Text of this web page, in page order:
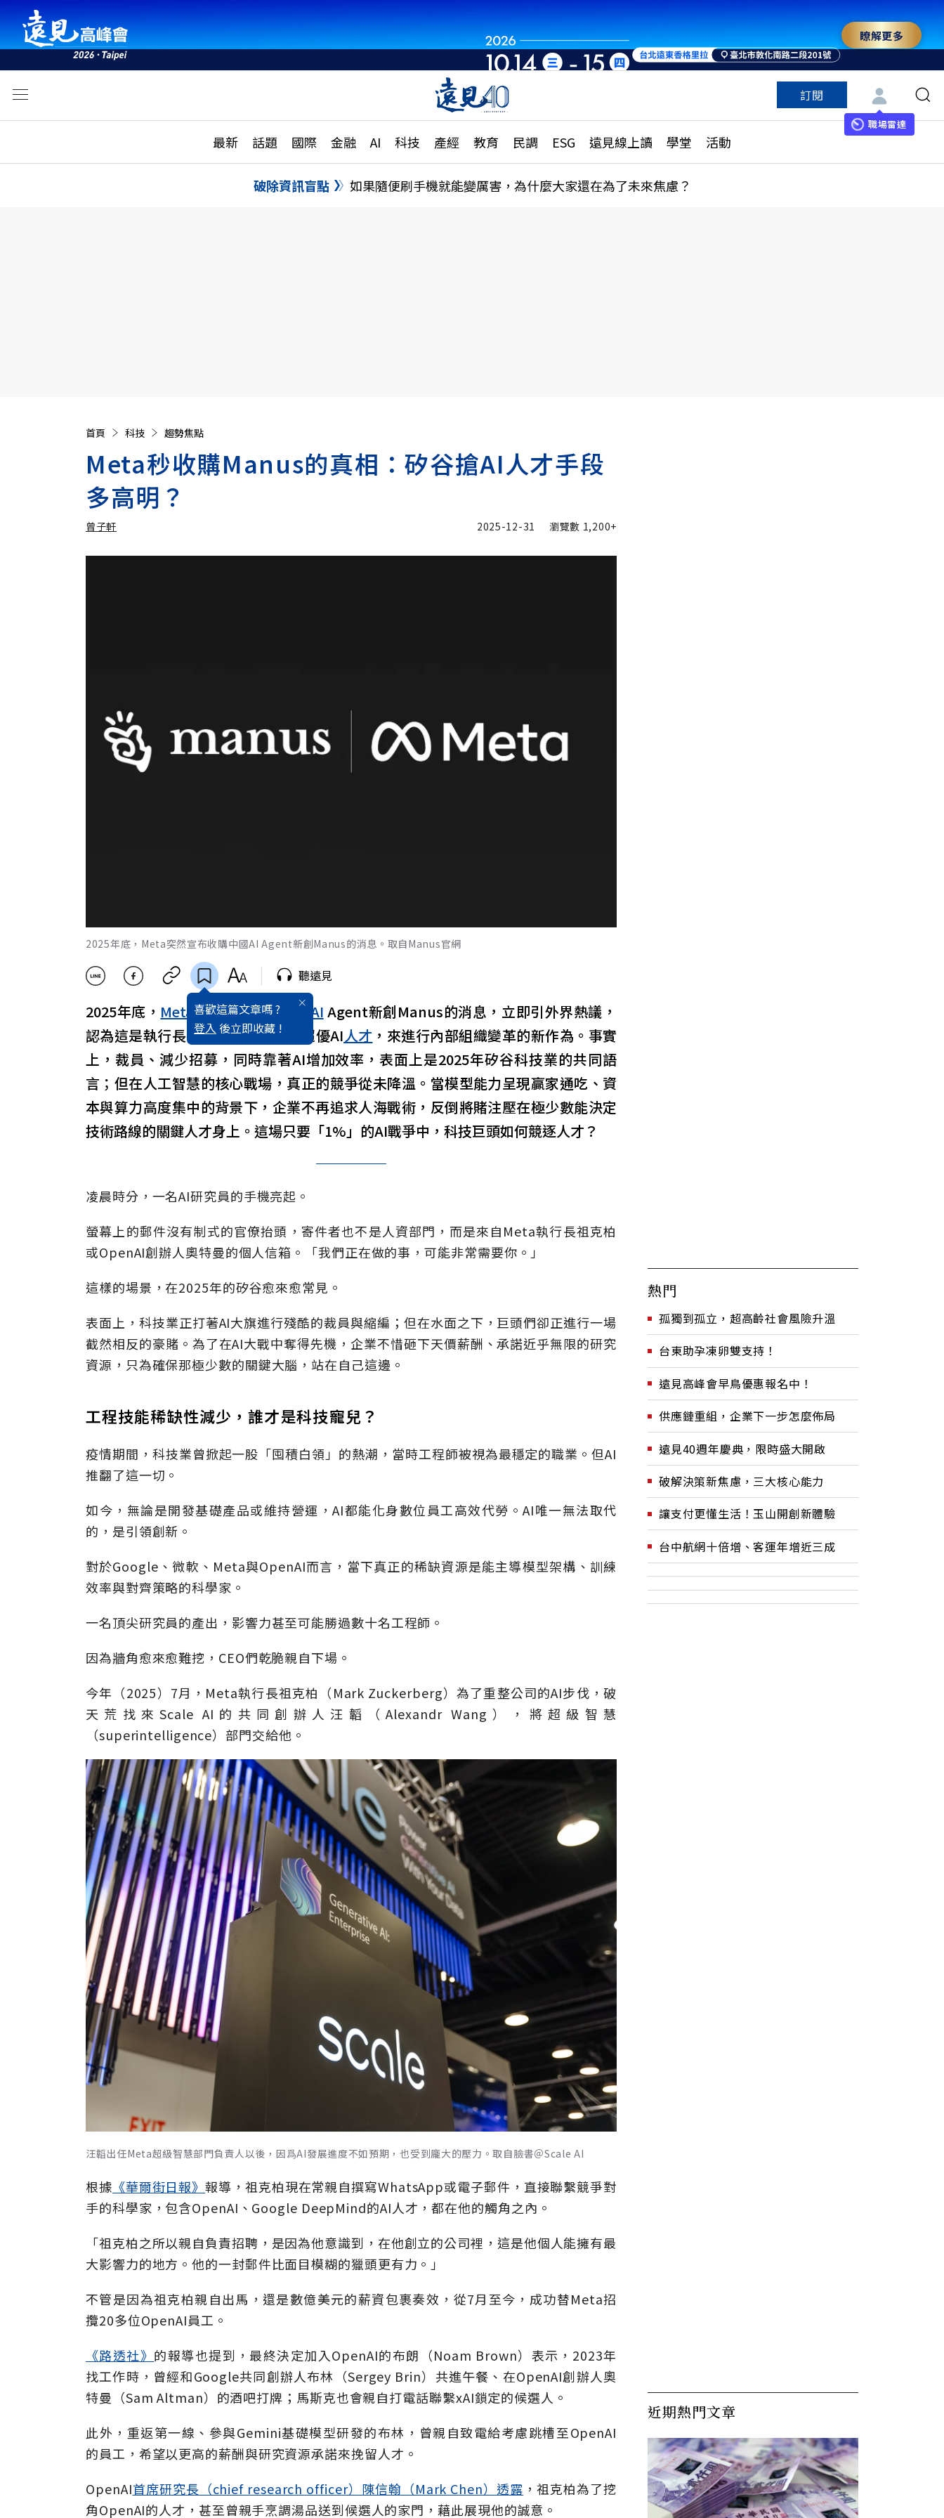
瞭解更多
訂閱
職場雷達
最新 話題 國際 金融 AI 科技 產經 教育 民調 ESG 遠見線上讀 學堂 活動
活動
話題
國際
特輯
大學升學、職涯攻略
縣市施政調查全解析
更多訂閱方案
特色頻道
破除資訊盲點 如果隨便刷手機就能變厲害，為什麼大家還在為了未來焦慮？
首頁 科技 趨勢焦點
Meta秒收購Manus的真相：矽谷搶AI人才手段
多高明？
曾子軒 2025-12-31 瀏覽數 1,200+
2025年底，Meta突然宣布收購中國AI Agent新創Manus的消息。取自Manus官網
喜歡這篇文章嗎 ?
登入 後立即收藏 !
聽遠見
2025年底， Meta突然宣布收購中國 AI Agent新創Manus的消息，立即引外界熱議，
認為這是執行長祖克柏想引進中國超優AI人才 ，來進行內部組織變革的新作為。事實
上，裁員、減少招募，同時靠著AI增加效率，表面上是2025年矽谷科技業的共同語
言；但在人工智慧的核心戰場，真正的競爭從未降溫。當模型能力呈現贏家通吃、資
本與算力高度集中的背景下，企業不再追求人海戰術，反倒將賭注壓在極少數能決定
技術路線的關鍵人才身上。這場只要「1%」的AI戰爭中，科技巨頭如何競逐人才？
凌晨時分，一名AI研究員的手機亮起。
螢幕上的郵件沒有制式的官僚抬頭，寄件者也不是人資部門，而是來自Meta執行長祖克柏
或OpenAI創辦人奧特曼的個人信箱。「我們正在做的事，可能非常需要你。」
這樣的場景，在2025年的矽谷愈來愈常見。
表面上，科技業正打著AI大旗進行殘酷的裁員與縮編；但在水面之下，巨頭們卻正進行一場
截然相反的豪賭。為了在AI大戰中奪得先機，企業不惜砸下天價薪酬、承諾近乎無限的研究
資源，只為確保那極少數的關鍵大腦，站在自己這邊。
工程技能稀缺性減少，誰才是科技寵兒？
疫情期間，科技業曾掀起一股「囤積白領」的熱潮，當時工程師被視為最穩定的職業。但AI
推翻了這一切。
如今，無論是開發基礎產品或維持營運，AI都能化身數位員工高效代勞。AI唯一無法取代
的，是引領創新。
對於Google、微軟、Meta與OpenAI而言，當下真正的稀缺資源是能主導模型架構、訓練
效率與對齊策略的科學家。
一名頂尖研究員的產出，影響力甚至可能勝過數十名工程師。
因為牆角愈來愈難挖，CEO們乾脆親自下場。
今年（2025）7月，Meta執行長祖克柏（Mark Zuckerberg）為了重整公司的AI步伐，破
天荒找來Scale AI的共同創辦人汪韜（Alexandr Wang），將超級智慧
（superintelligence）部門交給他。
汪韜出任Meta超級智慧部門負責人以後，因爲AI發展進度不如預期，也受到龐大的壓力。取自臉書＠Scale AI
根據 《華爾街日報》報導，祖克柏現在常親自撰寫WhatsApp或電子郵件，直接聯繫競爭對
手的科學家，包含OpenAI、Google DeepMind的AI人才，都在他的觸角之內。
「祖克柏之所以親自負責招聘，是因為他意識到，在他創立的公司裡，這是他個人能擁有最
大影響力的地方。他的一封郵件比面目模糊的獵頭更有力。」
不管是因為祖克柏親自出馬，還是數億美元的薪資包裹奏效，從7月至今，成功替Meta招
攬20多位OpenAI員工。
《路透社》 的報導也提到，最終決定加入OpenAI的布朗（Noam Brown）表示，2023年
找工作時，曾經和Google共同創辦人布林（Sergey Brin）共進午餐、在OpenAI創辦人奧
特曼（Sam Altman）的酒吧打牌；馬斯克也會親自打電話聯繫xAI鎖定的候選人。
此外，重返第一線、參與Gemini基礎模型研發的布林，曾親自致電給考慮跳槽至OpenAI
的員工，希望以更高的薪酬與研究資源承諾來挽留人才。
OpenAI首席研究長（chief research officer）陳信翰（Mark Chen）透露 ，祖克柏為了挖
角OpenAI的人才，甚至曾親手烹調湯品送到候選人的家門，藉此展現他的誠意。
熱門
孤獨到孤立，超高齡社會風險升溫
台東助孕凍卵雙支持！
遠見高峰會早鳥優惠報名中！
供應鏈重組，企業下一步怎麼佈局
遠見40週年慶典，限時盛大開啟
破解決策新焦慮，三大核心能力
讓支付更懂生活！玉山開創新體驗
台中航網十倍增、客運年增近三成
近期熱門文章